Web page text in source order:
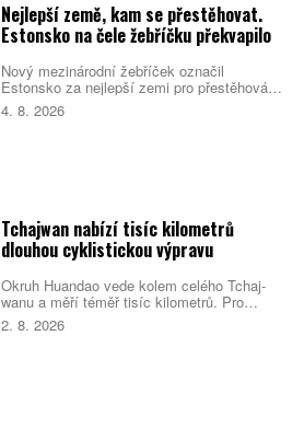
Nejlepší země, kam se přestěhovat.
Estonsko na čele žebříčku překvapilo
Nový mezinárodní žebříček označil
Estonsko za nejlepší zemi pro přestěhování
v roce 2026. Pobaltský stát se umístil před
Singapurem i Malajsií díky kombinaci
4. 8. 2026
Tchajwan nabízí tisíc kilometrů
dlouhou cyklistickou výpravu
Okruh Huandao vede kolem celého Tchaj-
wanu a měří téměř tisíc kilometrů. Pro
místní představuje oblíbený přechodový
rituál, turistům zase ukazuje odlehlé pobřeží,
2. 8. 2026